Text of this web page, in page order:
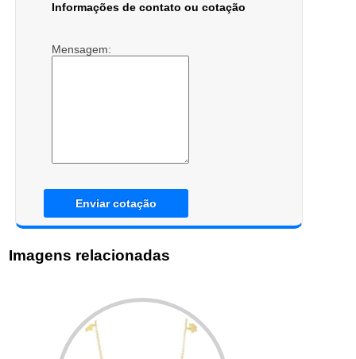
Informações de contato ou cotação
Mensagem:
Enviar cotação
Imagens relacionadas